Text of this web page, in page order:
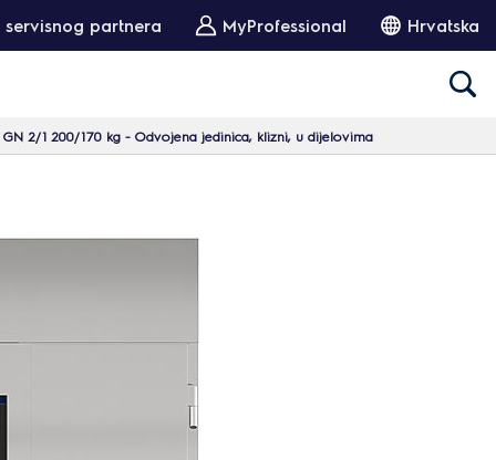
partnera MyProfessional Hrvatska
2/1 200/170 kg - Odvojena jedinica, klizni, u dijelovima